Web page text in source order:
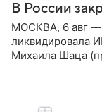
В России
МОСКВА, 6 авг —
ликвидировала
Михаила Шаца